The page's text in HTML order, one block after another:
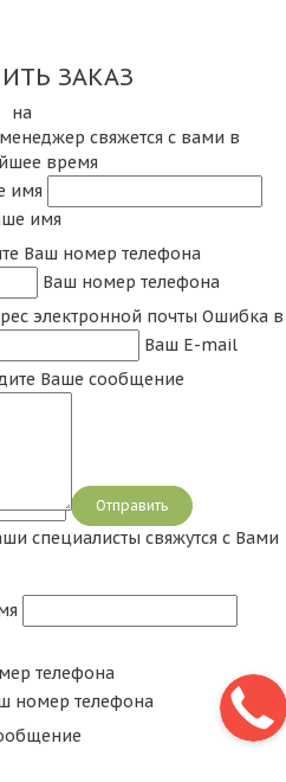
ЗАКАЗ
на
свяжется с вами в
время
имя
имя
Ваш номер телефона
Ваш номер телефона
электронной почты Ошибка в
Ваш E-mail
Ваше сообщение
Сообщение
специалисты свяжутся с Вами
телефона
номер телефона